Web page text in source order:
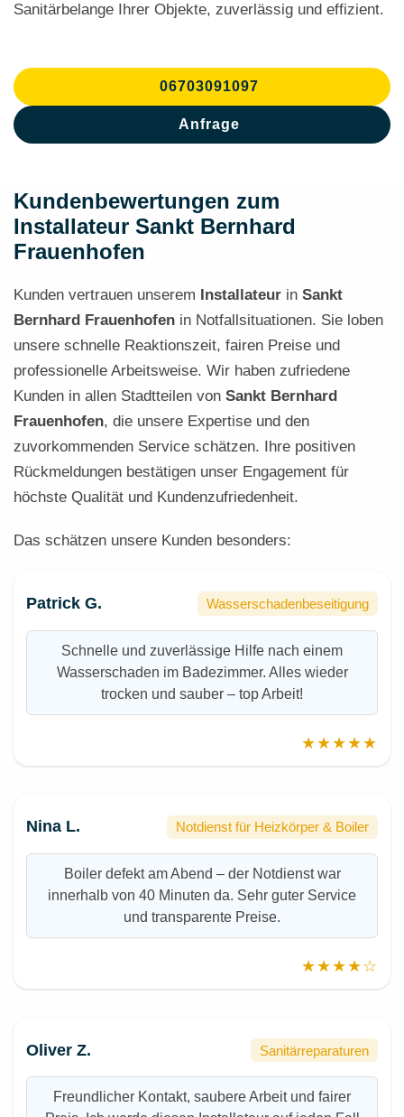
Sanitärbelange Ihrer Objekte, zuverlässig und effizient.
06703091097
Anfrage
Kundenbewertungen zum
Installateur Sankt Bernhard
Frauenhofen
Kunden vertrauen unserem Installateur in Sankt
Bernhard Frauenhofen in Notfallsituationen. Sie loben
unsere schnelle Reaktionszeit, fairen Preise und
professionelle Arbeitsweise. Wir haben zufriedene
Kunden in allen Stadtteilen von Sankt Bernhard
Frauenhofen, die unsere Expertise und den
zuvorkommenden Service schätzen. Ihre positiven
Rückmeldungen bestätigen unser Engagement für
höchste Qualität und Kundenzufriedenheit.
Das schätzen unsere Kunden besonders:
Patrick G. Wasserschadenbeseitigung
Schnelle und zuverlässige Hilfe nach einem
Wasserschaden im Badezimmer. Alles wieder
trocken und sauber – top Arbeit!
★★★★★
Nina L. Notdienst für Heizkörper & Boiler
Boiler defekt am Abend – der Notdienst war
innerhalb von 40 Minuten da. Sehr guter Service
und transparente Preise.
★★★★☆
Oliver Z. Sanitärreparaturen
Freundlicher Kontakt, saubere Arbeit und fairer